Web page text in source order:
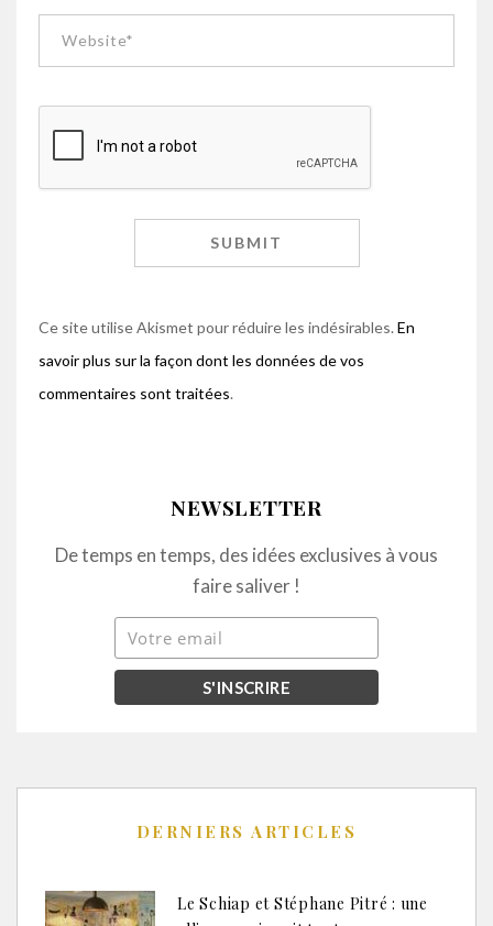
Ce site utilise Akismet pour réduire les indésirables. En
savoir plus sur la façon dont les données de vos
commentaires sont traitées.
NEWSLETTER
De temps en temps, des idées exclusives à vous
faire saliver !
DERNIERS ARTICLES
Le Schiap et Stéphane Pitré : une